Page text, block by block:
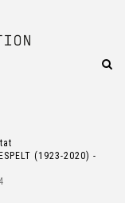
(1923-2020) -